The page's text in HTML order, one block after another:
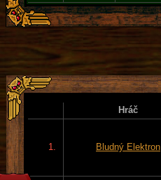
Hráč
1. Bludný Elektron